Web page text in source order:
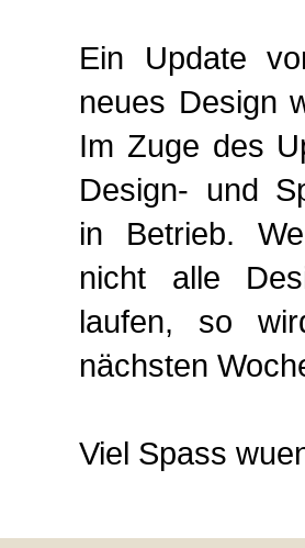
Ein Update
neues Design
Im Zuge des
Design- und
in Betrieb.
nicht alle
laufen, so
nächsten
Viel Spass